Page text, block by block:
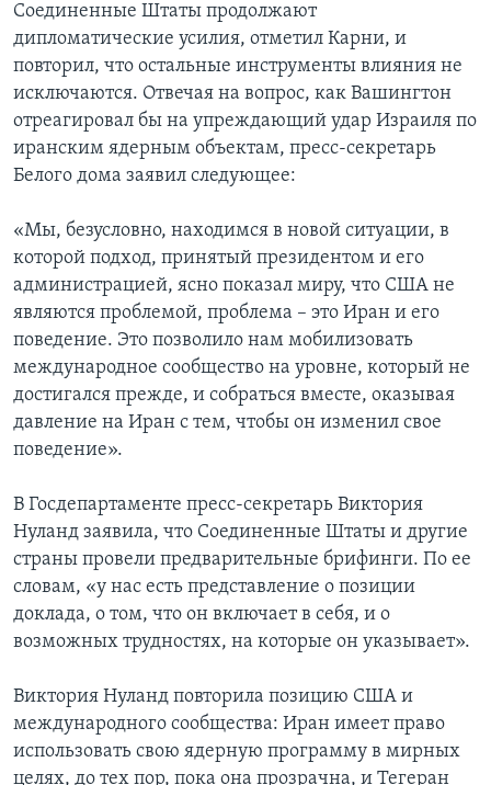
Соединенные Штаты продолжают
дипломатические усилия, отметил Карни, и
повторил, что остальные инструменты влияния не
исключаются. Отвечая на вопрос, как Вашингтон
отреагировал бы на упреждающий удар Израиля по
иранским ядерным объектам, пресс-секретарь
Белого дома заявил следующее:
«Мы, безусловно, находимся в новой ситуации, в
которой подход, принятый президентом и его
администрацией, ясно показал миру, что США не
являются проблемой, проблема – это Иран и его
поведение. Это позволило нам мобилизовать
международное сообщество на уровне, который не
достигался прежде, и собраться вместе, оказывая
давление на Иран с тем, чтобы он изменил свое
поведение».
В Госдепартаменте пресс-секретарь Виктория
Нуланд заявила, что Соединенные Штаты и другие
страны провели предварительные брифинги. По ее
словам, «у нас есть представление о позиции
доклада, о том, что он включает в себя, и о
возможных трудностях, на которые он указывает».
Виктория Нуланд повторила позицию США и
международного сообщества: Иран имеет право
использовать свою ядерную программу в мирных
целях, до тех пор, пока она прозрачна, и Тегеран